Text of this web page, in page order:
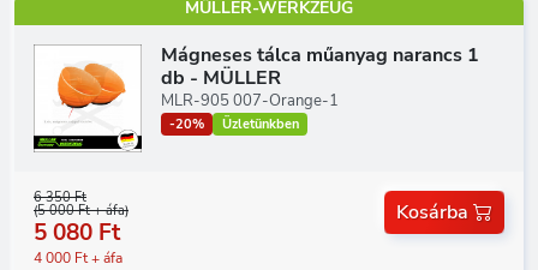
MÜLLER-WERKZEUG
Mágneses tálca műanyag narancs 1
db - MÜLLER
MLR-905 007-Orange-1
-20% Üzletünkben
6 350 Ft
(5 000 Ft + áfa)
5 080 Ft
4 000 Ft + áfa
Kosárba